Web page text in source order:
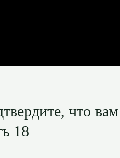
что вам
18